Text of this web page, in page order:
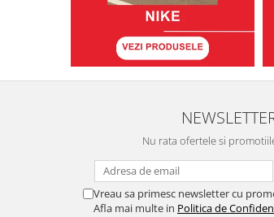
Nu rata ofertele si
Vreau sa primesc newsletter cu
Afla mai multe in Politica de